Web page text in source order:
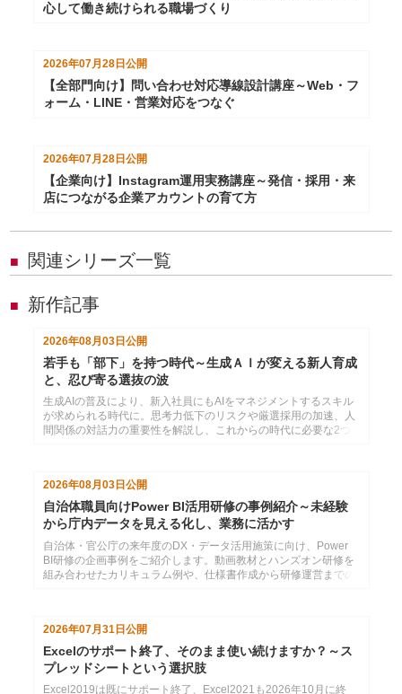
心して働き続けられる職場づくり
2026年07月28日 公開
【全部門向け】問い合わせ対応導線設計講座～Web・フ
ォーム・LINE・営業対応をつなぐ
2026年07月28日公開
【企業向け】Instagram運用実務講座～発信・採用・来
店につながる企業アカウントの育て方
■ 関連シリーズ一覧
■ 新作記事
2026年08月03日公開
若手も「部下」を持つ時代～生成ＡＩが変える新人育成
と、忍び寄る選抜の波
生成AIの普及により、新入社員にもAIをマネジメントするスキル
が求められる時代に。思考力低下のリスクや厳選採用の加速、人
間関係の対話力の重要性を解説し、これからの時代に必要な2つ
2026年08月03日 公開
自治体職員向けPower BI活用研修の事例紹介～未経験
から庁内データを見える化し、業務に活かす
自治体・官公庁の来年度のDX・データ活用施策に向け、Power
BI研修の企画事例をご紹介します。動画教材とハンズオン研修を
組み合わせたカリキュラム例や、仕様書作成から研修運営までの
2026年07月31日 公開
Excelのサポート終了、そのまま使い続けますか？～ス
プレッドシートという選択肢
Excel2019は既にサポート終了、Excel2021も2026年10月に終